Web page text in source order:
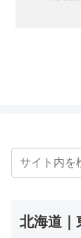
北海道｜